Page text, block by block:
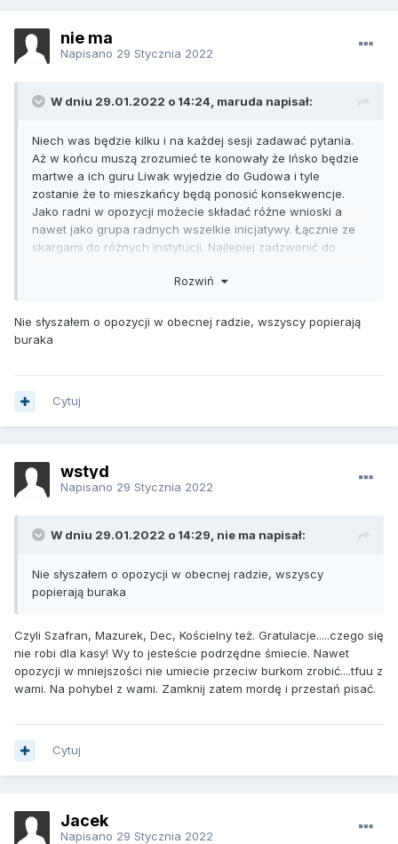
nie ma
Napisano 29 Stycznia 2022
W dniu 29.01.2022 o 14:24, maruda napisał:
Niech was będzie kilku i na każdej sesji zadawać pytania.
Aż w końcu muszą zrozumieć te konowały że Ińsko będzie
martwe a ich guru Liwak wyjedzie do Gudowa i tyle
zostanie że to mieszkańcy będą ponosić konsekwencje.
Jako radni w opozycji możecie składać różne wnioski a
nawet jako grupa radnych wszelkie inicjatywy. Łącznie ze
skargami do różnych instytucji. Najlepiej zadzwonić do
ci radni chętni powstaniu kopalni wytłumaczą się w
Wystarczy wpisać w szukajkę problemy z powstaniem
żwirowni i już jest mnóstwo dramatów ze skutkami jej
działań żadnych.
Rozwiń
Nie słyszałem o opozycji w obecnej radzie, wszyscy popierają
buraka
Cytuj
wstyd
Napisano 29 Stycznia 2022
W dniu 29.01.2022 o 14:29, nie ma napisał:
Nie słyszałem o opozycji w obecnej radzie, wszyscy
popierają buraka
Czyli Szafran, Mazurek, Dec, Kościelny też. Gratulacje.....czego się
nie robi dla kasy! Wy to jesteście podrzędne śmiecie. Nawet
opozycji w mniejszości nie umiecie przeciw burkom zrobić....tfuu z
wami. Na pohybel z wami. Zamknij zatem mordę i przestań pisać.
Cytuj
Jacek
Napisano 29 Stycznia 2022